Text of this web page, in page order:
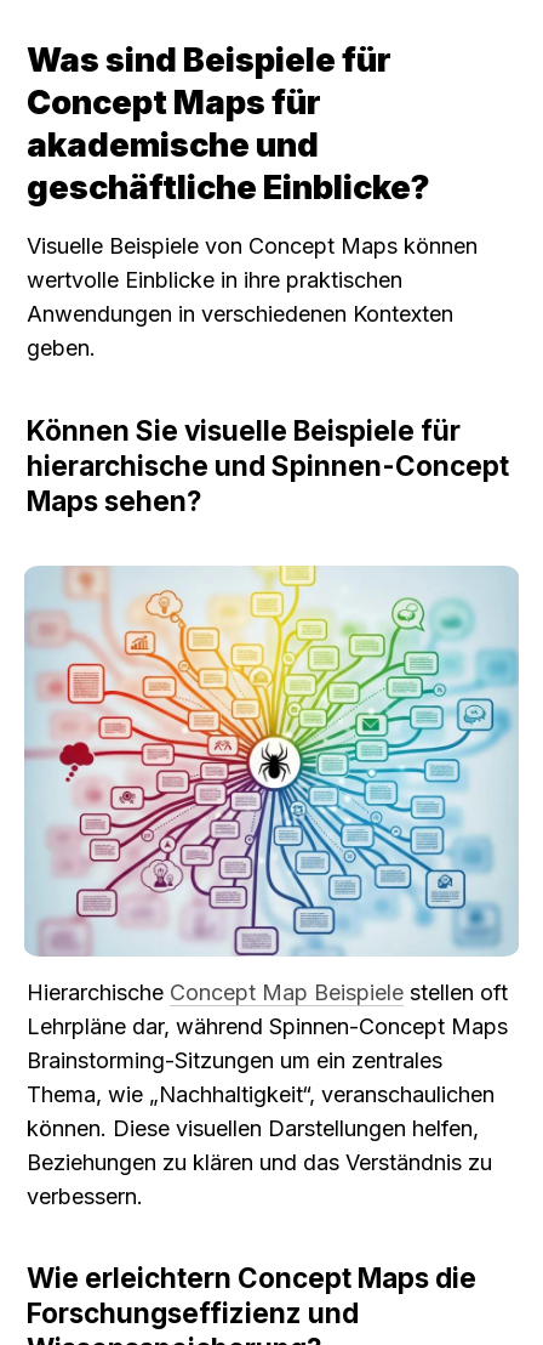
Was sind Beispiele für
Concept Maps für
akademische und
geschäftliche Einblicke?
Visuelle Beispiele von Concept Maps können
wertvolle Einblicke in ihre praktischen
Anwendungen in verschiedenen Kontexten
geben.
Können Sie visuelle Beispiele für
hierarchische und Spinnen-Concept
Maps sehen?
Hierarchische Concept Map Beispiele stellen oft
Lehrpläne dar, während Spinnen-Concept Maps
Brainstorming-Sitzungen um ein zentrales
Thema, wie „Nachhaltigkeit“, veranschaulichen
können. Diese visuellen Darstellungen helfen,
Beziehungen zu klären und das Verständnis zu
verbessern.
Wie erleichtern Concept Maps die
Forschungseffizienz und